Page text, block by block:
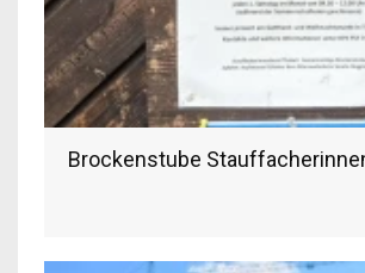
Brockenstube